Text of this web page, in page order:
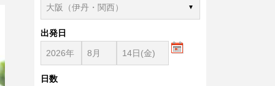
出発日
日数